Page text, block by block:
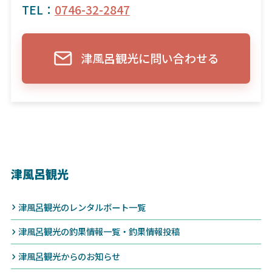
TEL： 0746-32-2847
津風呂観光に問い合わせる
津風呂観光
津風呂観光のレンタルボート一覧
津風呂観光の釣果情報一覧・釣果情報投稿
津風呂観光からのお知らせ